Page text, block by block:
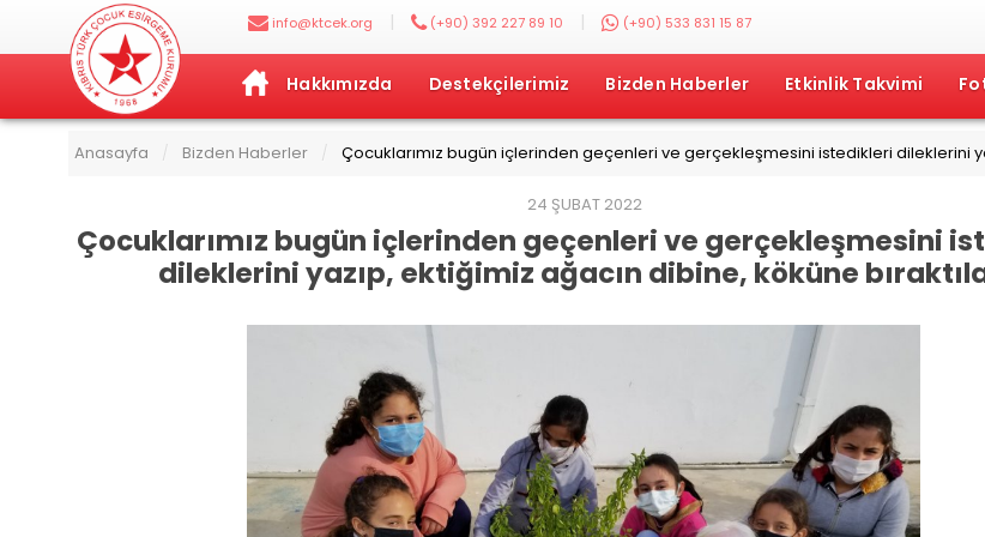
info@ktcek.org | (+90) 392 227 89 10 | (+90) 533 831 15 87
Hakkımızda Destekçilerimiz Bizden Haberler Etkinlik Takvimi
Anasayfa / Bizden Haberler / Çocuklarımız bugün içlerinden geçenleri ve gerçekleşmesini istedikleri dileklerini
24 ŞUBAT 2022
Çocuklarımız bugün içlerinden geçenleri ve gerçekleşmesini
dileklerini yazıp, ektiğimiz ağacın dibine, köküne